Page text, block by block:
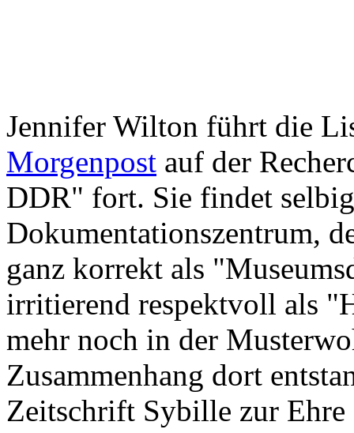
Jennifer Wilton führt die
Morgenpost auf der
DDR" fort. Sie findet
Dokumentationszentrum,
ganz korrekt als
irritierend respektvoll als
mehr noch in der
Zusammenhang dort
Zeitschrift Sybille zur Ehre